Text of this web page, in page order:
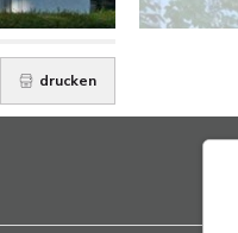
drucken